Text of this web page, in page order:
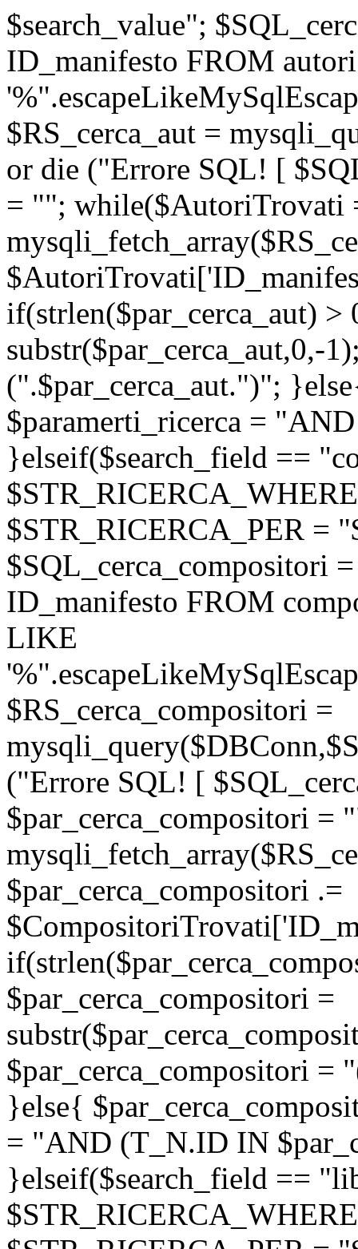
$search_value";
ID_manifesto FROM
$RS_cerca_aut =
or die ("Errore SQL! [
= ""; while($AutoriTrovati
if(strlen($par_cerca_aut) >
substr($par_cerca_aut,0,-
(".$par_cerca_aut.")";
$paramerti_ricerca =
}elseif($search_field ==
$STR_RICERCA_PER = "
$SQL_cerca_compositori
ID_manifesto FROM
LIKE
$RS_cerca_compositori =
("Errore SQL! [
$par_cerca_compositori
$par_cerca_compositori .=
$par_cerca_compositori =
$par_cerca_compositori =
}else{
= "AND (T_N.ID IN
}elseif($search_field ==